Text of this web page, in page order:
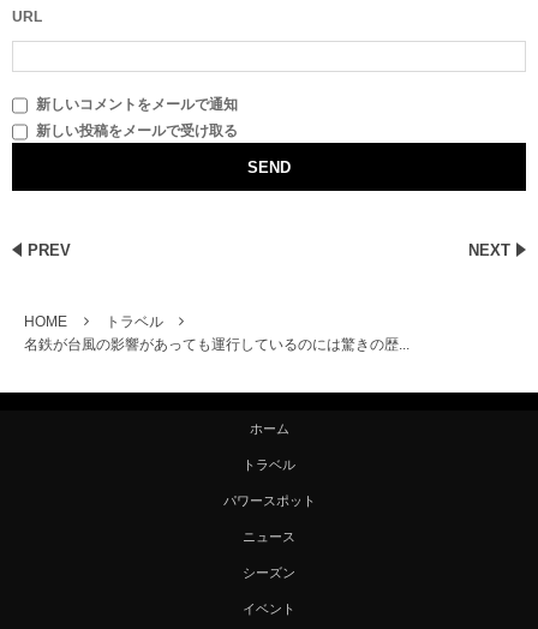
URL
新しいコメントをメールで通知
新しい投稿をメールで受け取る
PREV NEXT
HOME
トラベル
名鉄が台風の影響があっても運行しているのには驚きの歴...
ホーム
トラベル
パワースポット
ニュース
シーズン
イベント